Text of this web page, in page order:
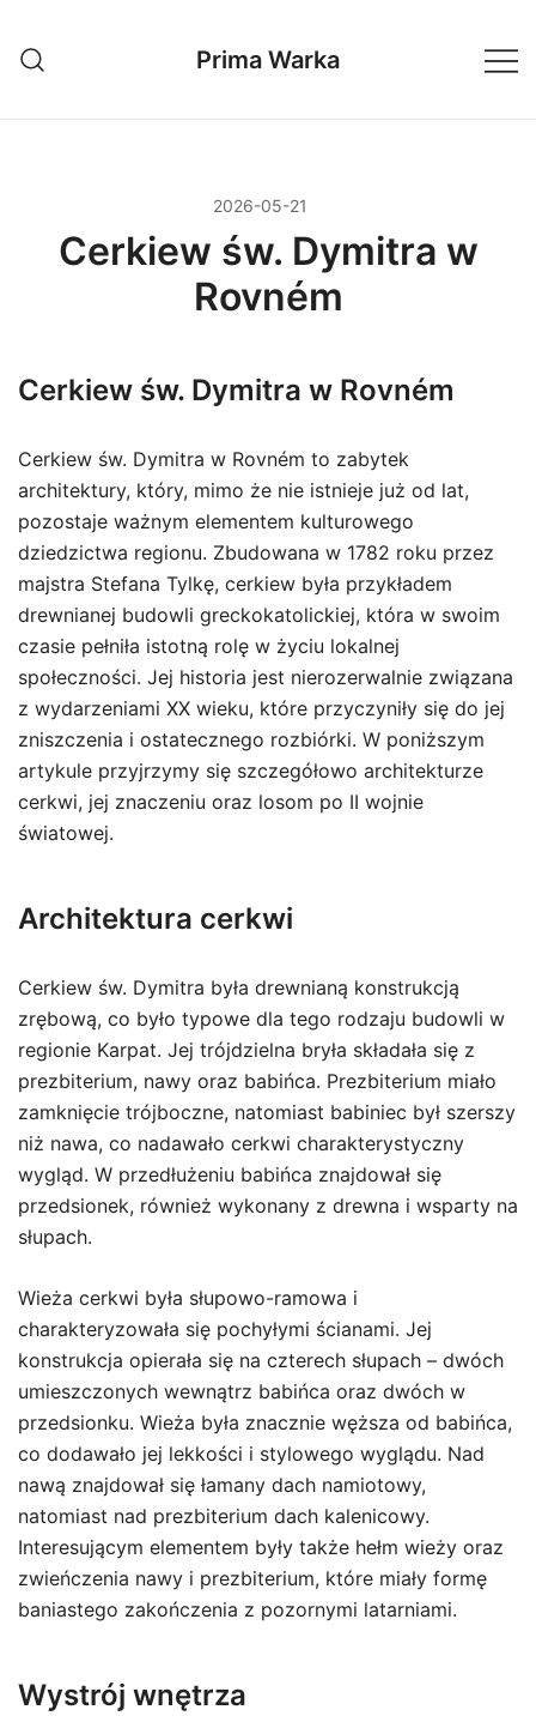
treści
Prima Warka
2026-05-21
Cerkiew św. Dymitra w
Rovném
Cerkiew św. Dymitra w Rovném
Cerkiew św. Dymitra w Rovném to zabytek
architektury, który, mimo że nie istnieje już od lat,
pozostaje ważnym elementem kulturowego
dziedzictwa regionu. Zbudowana w 1782 roku przez
majstra Stefana Tylkę, cerkiew była przykładem
drewnianej budowli greckokatolickiej, która w swoim
czasie pełniła istotną rolę w życiu lokalnej
społeczności. Jej historia jest nierozerwalnie związana
z wydarzeniami XX wieku, które przyczyniły się do jej
zniszczenia i ostatecznego rozbiórki. W poniższym
artykule przyjrzymy się szczegółowo architekturze
cerkwi, jej znaczeniu oraz losom po II wojnie
światowej.
Architektura cerkwi
Cerkiew św. Dymitra była drewnianą konstrukcją
zrębową, co było typowe dla tego rodzaju budowli w
regionie Karpat. Jej trójdzielna bryła składała się z
prezbiterium, nawy oraz babińca. Prezbiterium miało
zamknięcie trójboczne, natomiast babiniec był szerszy
niż nawa, co nadawało cerkwi charakterystyczny
wygląd. W przedłużeniu babińca znajdował się
przedsionek, również wykonany z drewna i wsparty na
słupach.
Wieża cerkwi była słupowo-ramowa i
charakteryzowała się pochyłymi ścianami. Jej
konstrukcja opierała się na czterech słupach – dwóch
umieszczonych wewnątrz babińca oraz dwóch w
przedsionku. Wieża była znacznie węższa od babińca,
co dodawało jej lekkości i stylowego wyglądu. Nad
nawą znajdował się łamany dach namiotowy,
natomiast nad prezbiterium dach kalenicowy.
Interesującym elementem były także hełm wieży oraz
zwieńczenia nawy i prezbiterium, które miały formę
baniastego zakończenia z pozornymi latarniami.
Wystrój wnętrza